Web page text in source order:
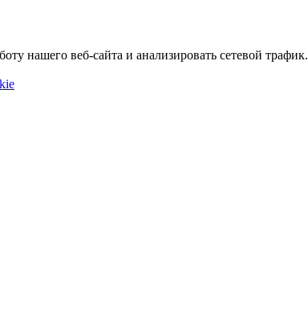
нашего веб-сайта и анализировать сетевой трафик.